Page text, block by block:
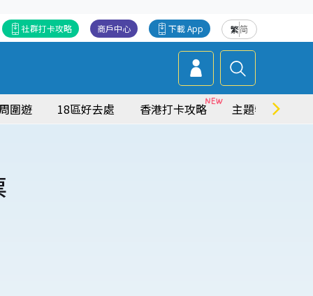
繁简
下載 App
商戶中心
社群打卡攻略
圍遊 18區好去處 香港打卡攻略 主題特集